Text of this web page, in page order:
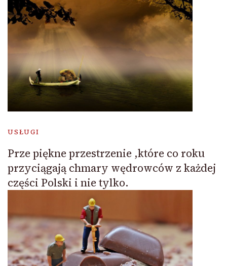
USŁUGI
Prze piękne przestrzenie ,które co roku
przyciągają chmary wędrowców z każdej
części Polski i nie tylko.